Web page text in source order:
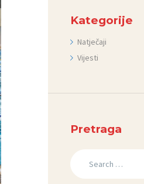
Kategorije
Natječaji
Vijesti
Pretraga